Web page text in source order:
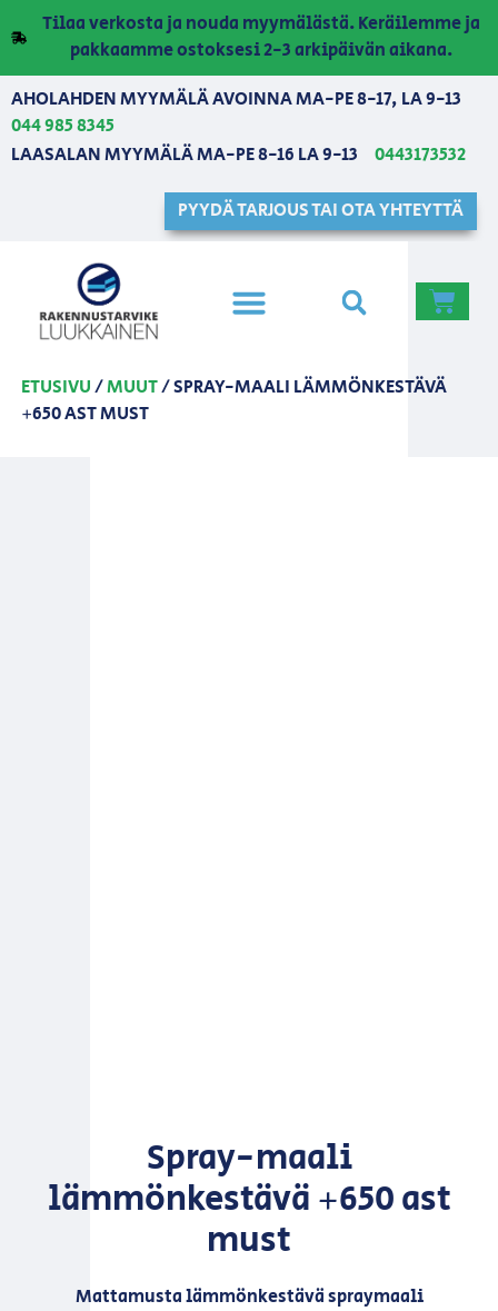
Tilaa verkosta ja nouda myymälästä. Keräilemme ja
pakkaamme ostoksesi 2-3 arkipäivän aikana.
AHOLAHDEN MYYMÄLÄ AVOINNA MA-PE 8-17, LA 9-13
044 985 8345
LAASALAN MYYMÄLÄ MA-PE 8-16 LA 9-13
0443173532
PYYDÄ TARJOUS TAI OTA YHTEYTTÄ
ETUSIVU/MUUT/ SPRAY-MAALI LÄMMÖNKESTÄVÄ
+650 AST MUST
Spray-maali
lämmönkestävä +650 ast
must
Mattamusta lämmönkestävä spraymaali